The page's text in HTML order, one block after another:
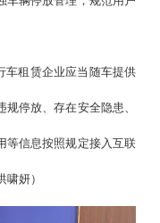
车租赁企业应当随车提供
停放、存在安全隐患、
等信息按照规定接入互联
啸妍）